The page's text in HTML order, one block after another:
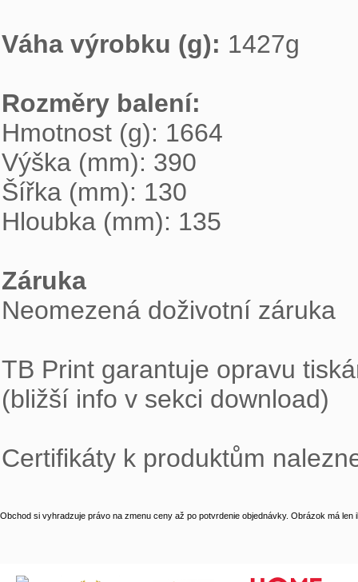
Váha výrobku (g): 1427g
Rozměry balení:
Hmotnost (g): 1664
Výška (mm): 390
Šířka (mm): 130
Hloubka (mm): 135
Záruka
Neomezená doživotní záruka
TB Print garantuje opravu
(bližší info v sekci download)
Certifikáty k produktům
Obchod si vyhradzuje právo na zmenu ceny až po potvrdenie objednávky. Obrázok má len